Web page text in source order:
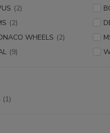
(2)
(2)
WHEELS (2)
(9)
(1)